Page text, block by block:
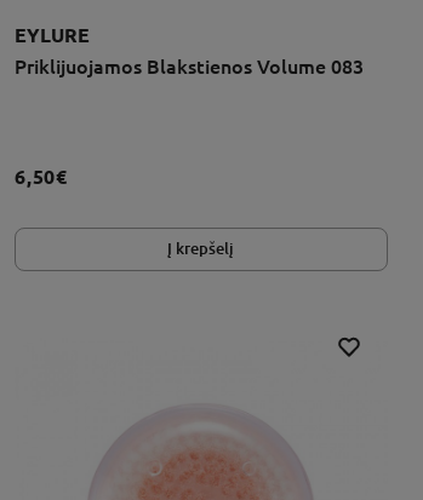
EYLURE
Priklijuojamos Blakstienos Volume 083
6,50€
Į krepšelį